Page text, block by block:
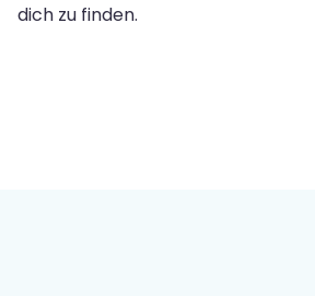
dich zu finden.